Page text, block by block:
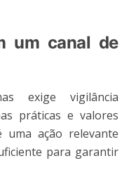
um canal de
exige vigilância
práticas e valores
ação relevante
para garantir